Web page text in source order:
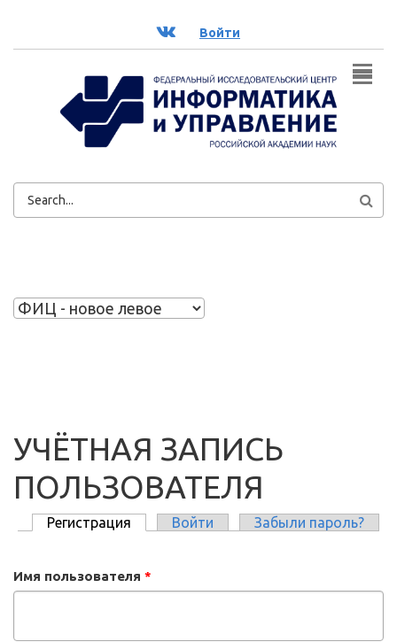
ВК Войти
ФОРМА
УЧЁТНАЯ ЗАПИСЬ
ПОЛЬЗОВАТЕЛЯ
Регистрация (активная вкладка)
Войти Забыли пароль?
Имя пользователя *